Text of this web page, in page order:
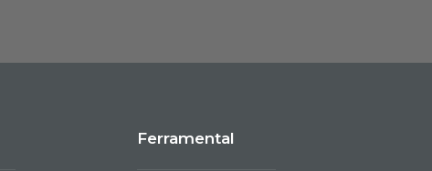
Ferramental